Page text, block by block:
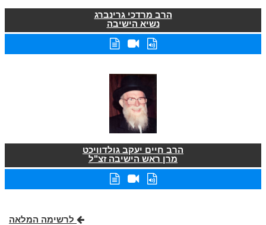
הרב מרדכי גרינברג
נשיא הישיבה
הרב חיים יעקב גולדוויכט
מרן ראש הישיבה זצ"ל
לרשימה המלאה